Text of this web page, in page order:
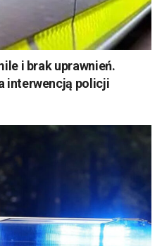
i brak uprawnień.
interwencją policji